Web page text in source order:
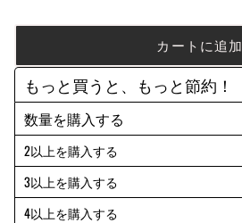
カートに追加
もっと買うと、もっと節約！
数量を購入する
2以上を購入する
3以上を購入する
4以上を購入する